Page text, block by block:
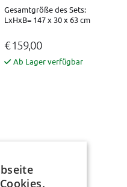
Gesamtgröße des Sets:
LxHxB= 147 x 30 x 63 cm
€ 159,00
Ab Lager verfügbar